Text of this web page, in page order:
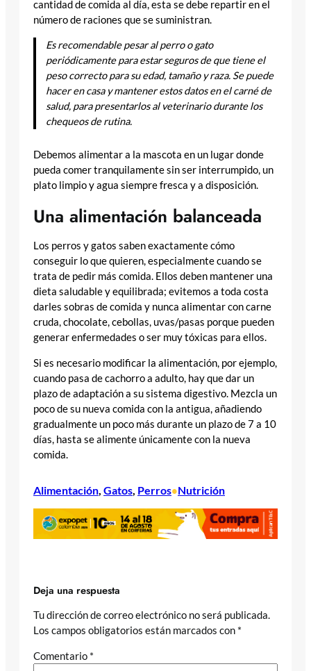
cantidad de comida al día, esta se debe repartir en el
número de raciones que se suministran.
Es recomendable pesar al perro o gato
periódicamente para estar seguros de que tiene el
peso correcto para su edad, tamaño y raza. Se puede
hacer en casa y mantener estos datos en el carné de
salud, para presentarlos al veterinario durante los
chequeos de rutina.
Debemos alimentar a la mascota en un lugar donde
pueda comer tranquilamente sin ser interrumpido, un
plato limpio y agua siempre fresca y a disposición.
Una alimentación balanceada
Los perros y gatos saben exactamente cómo
conseguir lo que quieren, especialmente cuando se
trata de pedir más comida. Ellos deben mantener una
dieta saludable y equilibrada; evitemos a toda costa
darles sobras de comida y nunca alimentar con carne
cruda, chocolate, cebollas, uvas/pasas porque pueden
generar enfermedades o ser muy tóxicas para ellos.
Si es necesario modificar la alimentación, por ejemplo,
cuando pasa de cachorro a adulto, hay que dar un
plazo de adaptación a su sistema digestivo. Mezcla un
poco de su nueva comida con la antigua, añadiendo
gradualmente un poco más durante un plazo de 7 a 10
días, hasta se alimente únicamente con la nueva
comida.
Alimentación, Gatos, Perros•Nutrición
Deja una respuesta
Tu dirección de correo electrónico no será publicada.
Los campos obligatorios están marcados con *
Comentario *